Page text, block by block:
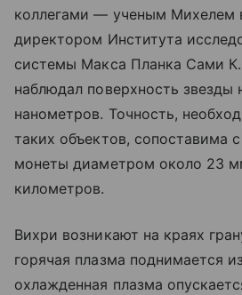
коллегами — ученым Михелем
директором Института
системы Макса Планка Сами
наблюдал поверхность звезды
нанометров. Точность,
таких объектов, сопоставима
монеты диаметром около 23
километров.
Вихри возникают на краях
горячая плазма поднимается
охлажденная плазма